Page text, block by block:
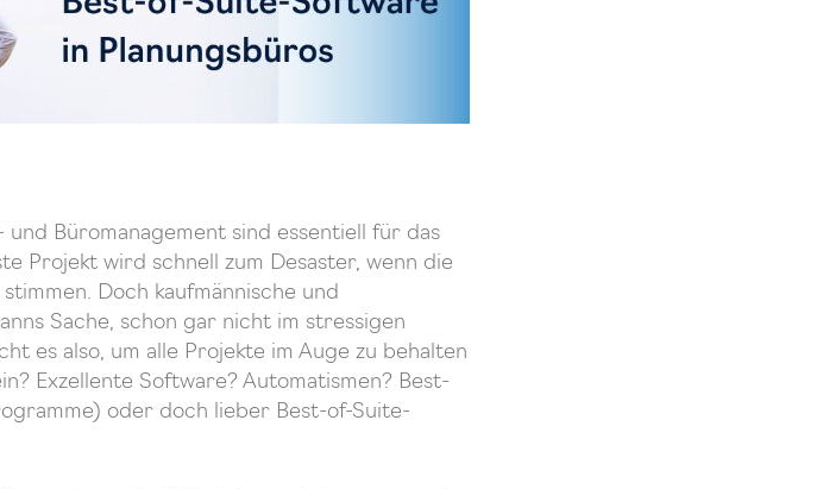
und Büromanagement sind essentiell für das
Projekt wird schnell zum Desaster, wenn die
Doch kaufmännische und
Sache, schon gar nicht im stressigen
es also, um alle Projekte im Auge zu behalten
Exzellente Software? Automatismen? Best-
oder doch lieber Best-of-Suite-